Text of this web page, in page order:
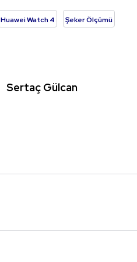
Huawei Watch 4 Şeker Ölçümü
Sertaç Gülcan